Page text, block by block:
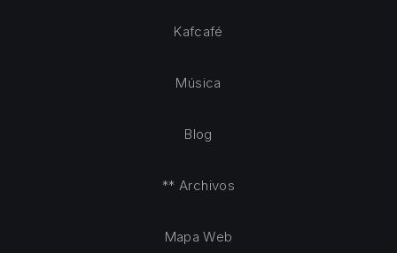
Kafcafé
Música
Blog
** Archivos
Mapa Web